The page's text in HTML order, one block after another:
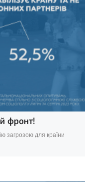
фронт!
загрозою для країни